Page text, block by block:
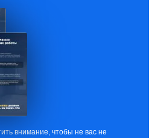
внимание, чтобы не вас не